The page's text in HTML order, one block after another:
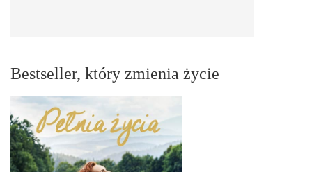
Bestseller, który zmienia życie